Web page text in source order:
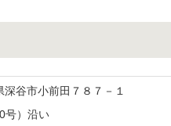
谷市小前田７８７－１
号）沿い